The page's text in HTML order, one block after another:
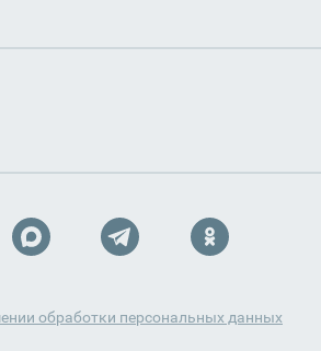
обработки персональных данных